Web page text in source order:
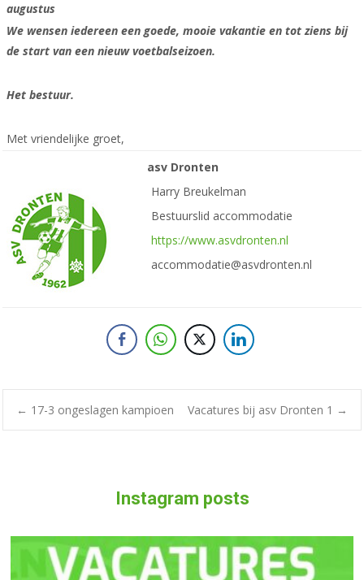
augustus
We wensen iedereen een goede, mooie vakantie en tot ziens bij
de start van een nieuw voetbalseizoen.
Het bestuur.
Met vriendelijke groet,
asv Dronten
Harry Breukelman
Bestuurslid accommodatie
https://www.asvdronten.nl
accommodatie@asvdronten.nl
Bericht
← 17-3 ongeslagen kampioen Vacatures bij asv Dronten 1 →
Instagram posts